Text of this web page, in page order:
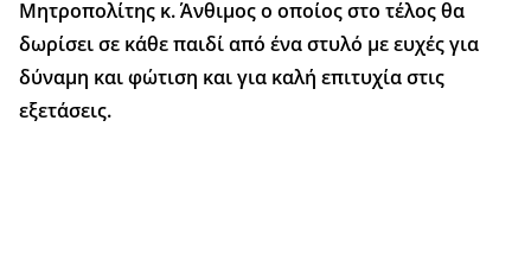
Μητροπολίτης κ. Άνθιμος ο οποίος στο τέλος θα
δωρίσει σε κάθε παιδί από ένα στυλό με ευχές για
δύναμη και φώτιση και για καλή επιτυχία στις
εξετάσεις.